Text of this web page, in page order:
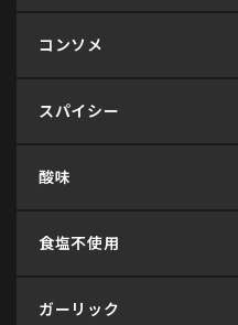
コンソメ
スパイシー
酸味
食塩不使用
ガーリック